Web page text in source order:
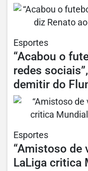
Esportes
“Acabou o
redes
demitir do
Esportes
“Amistoso de
LaLiga critica